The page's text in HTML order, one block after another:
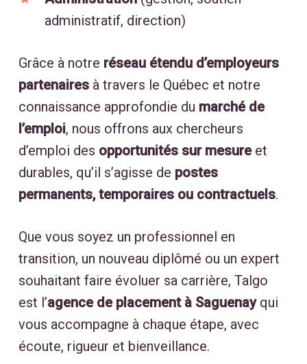
administratif, direction)
Grâce à notre réseau étendu d’employeurs
partenairesà travers le Québec et notre
connaissance approfondie du marché de
l’emploi, nous offrons aux chercheurs
d’emploi des opportunités sur mesureet
durables, qu’il s’agisse de postes
permanents, temporaires ou contractuels.
Que vous soyez un professionnel en
transition, un nouveau diplômé ou un expert
souhaitant faire évoluer sa carrière, Talgo
est l’agence de placement à Saguenayqui
vous accompagne à chaque étape, avec
écoute, rigueur et bienveillance.